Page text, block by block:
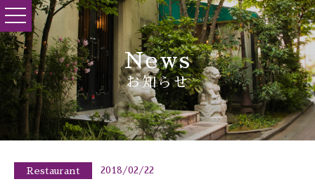
toggle
navigation
News
お知らせ
Restaurant 2018/02/22